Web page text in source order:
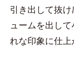
引き出して抜
ュームを出し
れな印象に仕上